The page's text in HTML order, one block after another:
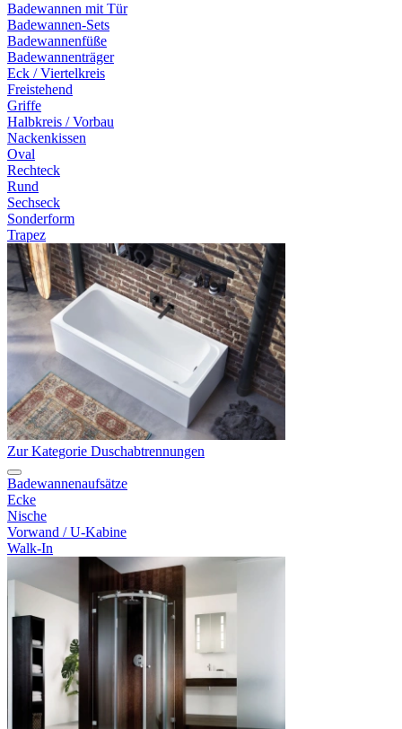
Badewannen mit Tür
Badewannen-Sets
Badewannenfüße
Badewannenträger
Eck / Viertelkreis
Freistehend
Griffe
Halbkreis / Vorbau
Nackenkissen
Oval
Rechteck
Rund
Sechseck
Sonderform
Trapez
Zur Kategorie Duschabtrennungen
Badewannenaufsätze
Ecke
Nische
Vorwand / U-Kabine
Walk-In